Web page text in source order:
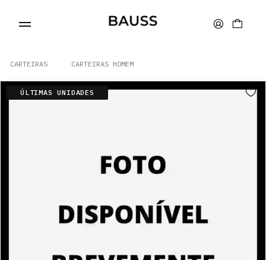
BOLSAS
CARTEIRAS CARTEIRAS HOMEM
ÚLTIMAS UNIDADES